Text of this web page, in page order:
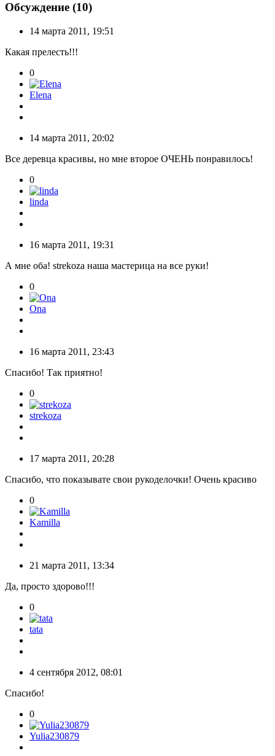
Обсуждение (10)
14 марта 2011, 19:51
Какая прелесть!!!
0
Elena
14 марта 2011, 20:02
Все деревца красивы, но мне второе ОЧЕНЬ понравилось!
0
linda
16 марта 2011, 19:31
А мне оба! strekoza наша мастерица на все руки!
0
Ona
16 марта 2011, 23:43
Спасибо! Так приятно!
0
strekoza
17 марта 2011, 20:28
Спасибо, что показывате свои рукоделочки! Очень красиво
0
Kamilla
21 марта 2011, 13:34
Да, просто здорово!!!
0
tata
4 сентября 2012, 08:01
Спасибо!
0
Yulia230879